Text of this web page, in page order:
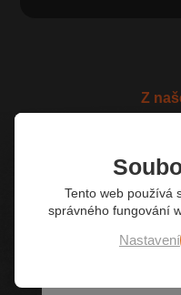
Z
Tento web používá
správného fungování
Nastavení